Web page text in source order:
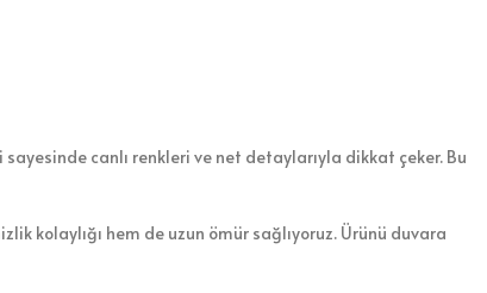
canlı renkleri ve net detaylarıyla dikkat çeker. Bu
kolaylığı hem de uzun ömür sağlıyoruz. Ürünü duvara